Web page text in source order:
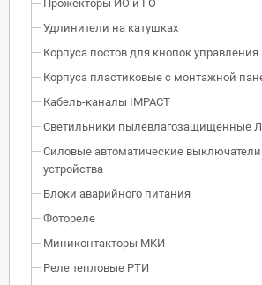
Прожекторы ИО и ГО
Удлинители на катушках
Корпуса постов для кнопок
Корпуса пластиковые с монтажной
Кабель-каналы IMPACT
Светильники пылевлагозащищенные
Силовые автоматические выключатели
устройства
Блоки аварийного питания
Фотореле
Миниконтакторы МКИ
Реле тепловые РТИ